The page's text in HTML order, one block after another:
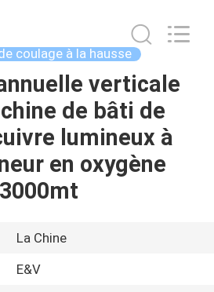
coulage à la hausse
verticale
de bâti de
lumineux à
en oxygène
3000mt
La Chine
E&V